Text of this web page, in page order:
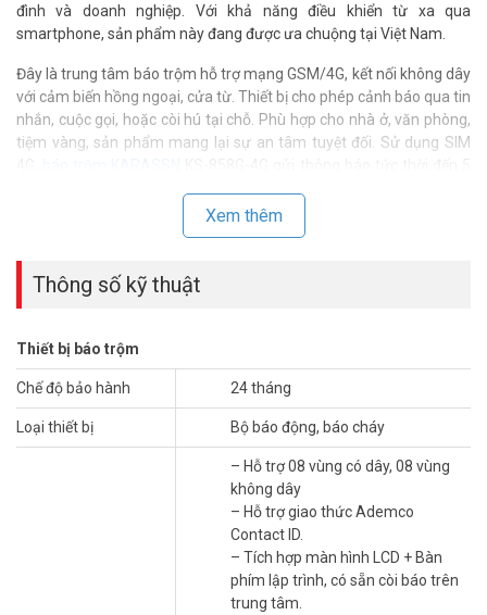
đình và doanh nghiệp. Với khả năng điều khiển từ xa qua
smartphone, sản phẩm này đang được ưa chuộng tại Việt Nam.
Đây là trung tâm báo trộm hỗ trợ mạng GSM/4G, kết nối không dây
với cảm biến hồng ngoại, cửa từ. Thiết bị cho phép cảnh báo qua tin
nhắn, cuộc gọi, hoặc còi hú tại chỗ. Phù hợp cho nhà ở, văn phòng,
tiệm vàng, sản phẩm mang lại sự an tâm tuyệt đối. Sử dụng SIM
đảm bảo hoạt động ngay cả khi mất điện. Đây là ưu điểm vượt trội
so với các thiết bị chỉ dùng mạng WiFi.
Tính năng nổi bật của báo động KARASSN
Xem thêm
Thông số kỹ thuật
Thiết bị báo trộm
Chế độ bảo hành 24 tháng
Loại thiết bị Bộ báo động, báo cháy
– Hỗ trợ 08 vùng có dây, 08 vùng
không dây
– Hỗ trợ giao thức Ademco
Contact ID.
– Tích hợp màn hình LCD + Bàn
phím lập trình, có sẵn còi báo trên
trung tâm.